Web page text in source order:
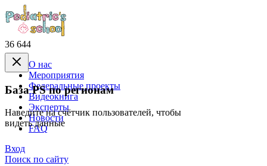
36 644
База PS по регионам
Наведите на счётчик пользователей, чтобы
видеть данные
О нас
Mероприятия
Федеральные проекты
Видеокнига
Эксперты
Новости
FAQ
Вход
Поиск по сайту